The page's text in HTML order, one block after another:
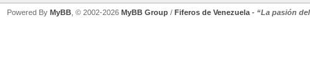
Powered By MyBB , © 2002-2026 MyBB Group / Fiferos de Venezuela - “La pasión